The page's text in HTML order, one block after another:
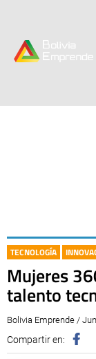
TECNOLOGÍA
Mujeres
talento
Bolivia Emprende /
Compartir en: